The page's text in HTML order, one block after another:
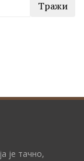
Тражи
је тачно,